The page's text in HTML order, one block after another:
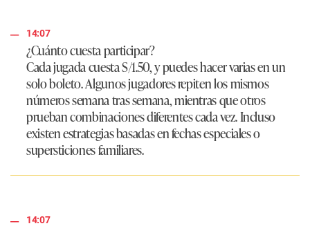
14:07
¿Cuánto cuesta participar?
Cada jugada cuesta S/1.50, y puedes hacer varias en un
solo boleto. Algunos jugadores repiten los mismos
números semana tras semana, mientras que otros
prueban combinaciones diferentes cada vez. Incluso
existen estrategias basadas en fechas especiales o
supersticiones familiares.
14:07